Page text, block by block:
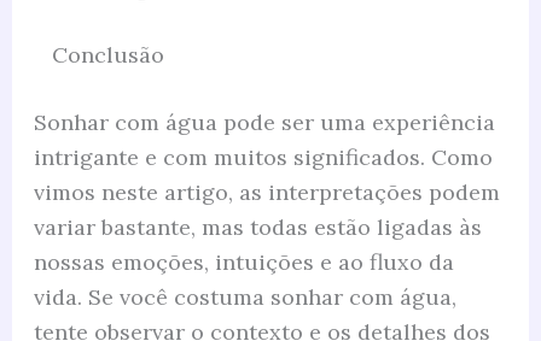
Conclusão
Sonhar com água pode ser uma experiência
intrigante e com muitos significados. Como
vimos neste artigo, as interpretações podem
variar bastante, mas todas estão ligadas às
nossas emoções, intuições e ao fluxo da
vida. Se você costuma sonhar com água,
tente observar o contexto e os detalhes dos